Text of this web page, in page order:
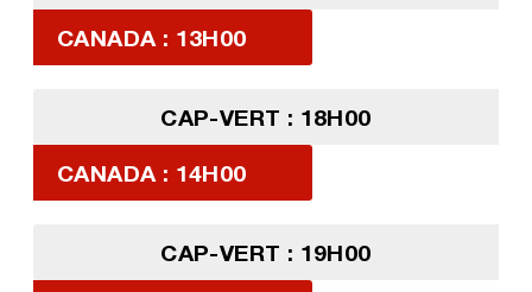
CANADA : 13H00
CAP-VERT : 18H00
CANADA : 14H00
CAP-VERT : 19H00